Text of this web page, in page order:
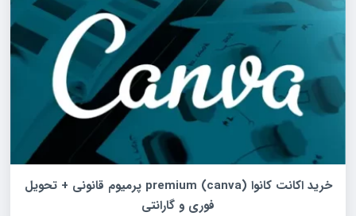
خرید اکانت کانوا (canva) premium پرمیوم قانونی + تحویل
فوری و گارانتی